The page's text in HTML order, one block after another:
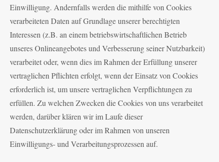
Einwilligung. Andernfalls werden die mithilfe von Cookies
verarbeiteten Daten auf Grundlage unserer berechtigten
Interessen (z.B. an einem betriebswirtschaftlichen Betrieb
unseres Onlineangebotes und Verbesserung seiner Nutzbarkeit)
verarbeitet oder, wenn dies im Rahmen der Erfüllung unserer
vertraglichen Pflichten erfolgt, wenn der Einsatz von Cookies
erforderlich ist, um unsere vertraglichen Verpflichtungen zu
erfüllen. Zu welchen Zwecken die Cookies von uns verarbeitet
werden, darüber klären wir im Laufe dieser
Datenschutzerklärung oder im Rahmen von unseren
Einwilligungs- und Verarbeitungsprozessen auf.